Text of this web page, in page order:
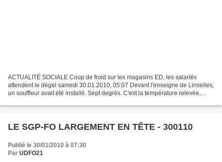
ACTUALITÉ SOCIALE Coup de froid sur les magasins ED, les salariés
attendent le dégel samedi 30.01.2010, 05:07 Devant l'enseigne de Linselles,
un souffleur avait été installé. Sept degrés. C'est la température relevée,
LE SGP-FO LARGEMENT EN TÊTE - 300110
Publié le 30/01/2010 à 07:30
Par UDFO21